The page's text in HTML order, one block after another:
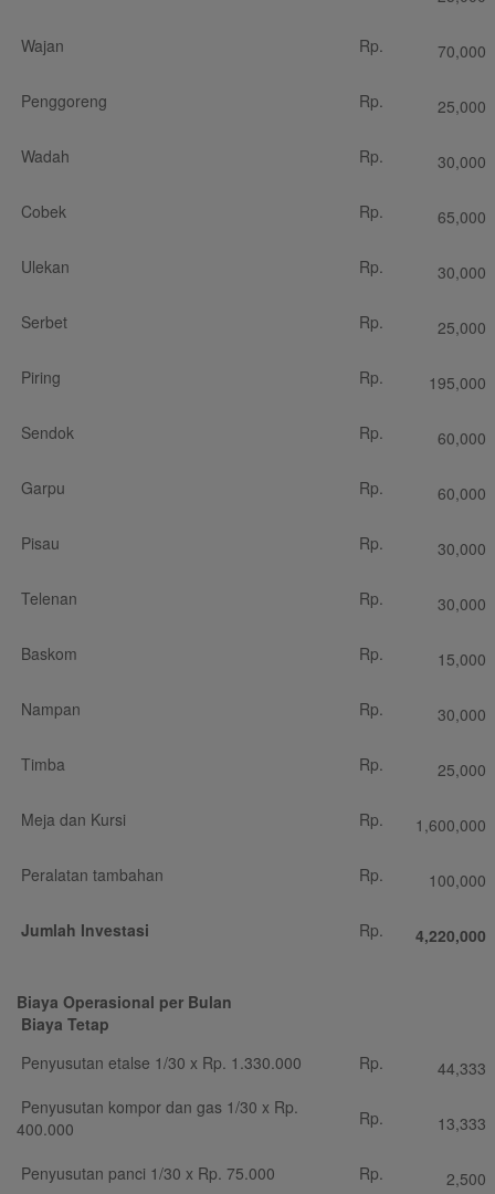
Wajan Rp. 70,000
Penggoreng Rp. 25,000
Wadah Rp. 30,000
Cobek Rp. 65,000
Ulekan Rp. 30,000
Serbet Rp. 25,000
Piring Rp. 195,000
Sendok Rp. 60,000
Garpu Rp. 60,000
Pisau Rp. 30,000
Telenan Rp. 30,000
Baskom Rp. 15,000
Nampan Rp. 30,000
Timba Rp. 25,000
Meja dan Kursi Rp. 1,600,000
Peralatan tambahan Rp. 100,000
Jumlah Investasi Rp. 4,220,000
Biaya Operasional per Bulan
Biaya Tetap
Penyusutan etalse 1/30 x Rp. 1.330.000
Rp.
44,333
Penyusutan kompor dan gas 1/30 x Rp.
400.000
Rp. 13,333
Penyusutan panci 1/30 x Rp. 75.000 Rp. 2,500